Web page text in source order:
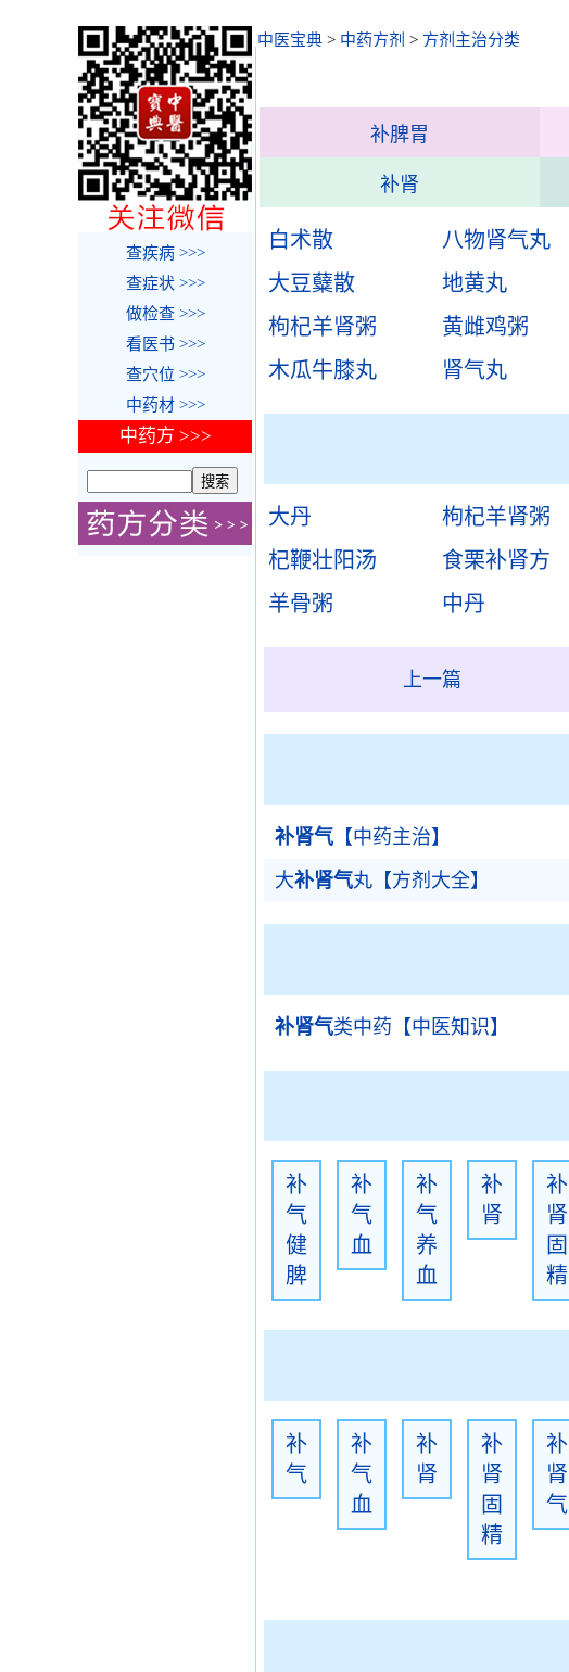
中医宝典 > 中药方剂 > 方剂主治分类
补脾胃
补肾
白术散 八物肾气丸
大豆糵散
地黄丸
枸杞羊肾粥
黄雌鸡粥
木瓜牛膝丸
肾气丸
大丹 枸杞羊肾粥
杞鞭壮阳汤
食栗补肾方
羊骨粥
中丹
上一篇
补肾气 【中药主治】
大补肾气丸【方剂大全】
补肾气类中药【中医知识】
补
气
健
脾
补
气
血
补
气
养
血
补
肾
补
肾
固
精
补
气
补
气
血
补
肾
补
肾
固
精
补
肾
气
查疾病 >>>
查症状 >>>
做检查 >>>
看医书 >>>
查穴位 >>>
中药材 >>>
中药方 >>>